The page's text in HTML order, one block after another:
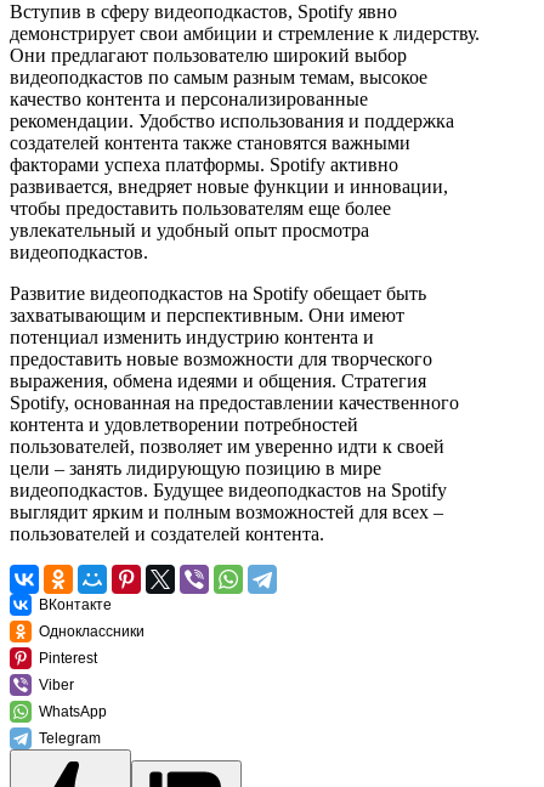
Вступив в сферу видеоподкастов, Spotify явно
демонстрирует свои амбиции и стремление к лидерству.
Они предлагают пользователю широкий выбор
видеоподкастов по самым разным темам, высокое
качество контента и персонализированные
рекомендации. Удобство использования и поддержка
создателей контента также становятся важными
факторами успеха платформы. Spotify активно
развивается, внедряет новые функции и инновации,
чтобы предоставить пользователям еще более
увлекательный и удобный опыт просмотра
видеоподкастов.
Развитие видеоподкастов на Spotify обещает быть
захватывающим и перспективным. Они имеют
потенциал изменить индустрию контента и
предоставить новые возможности для творческого
выражения, обмена идеями и общения. Стратегия
Spotify, основанная на предоставлении качественного
контента и удовлетворении потребностей
пользователей, позволяет им уверенно идти к своей
цели – занять лидирующую позицию в мире
видеоподкастов. Будущее видеоподкастов на Spotify
выглядит ярким и полным возможностей для всех –
пользователей и создателей контента.
ВКонтакте
Одноклассники
Pinterest
Viber
WhatsApp
Telegram